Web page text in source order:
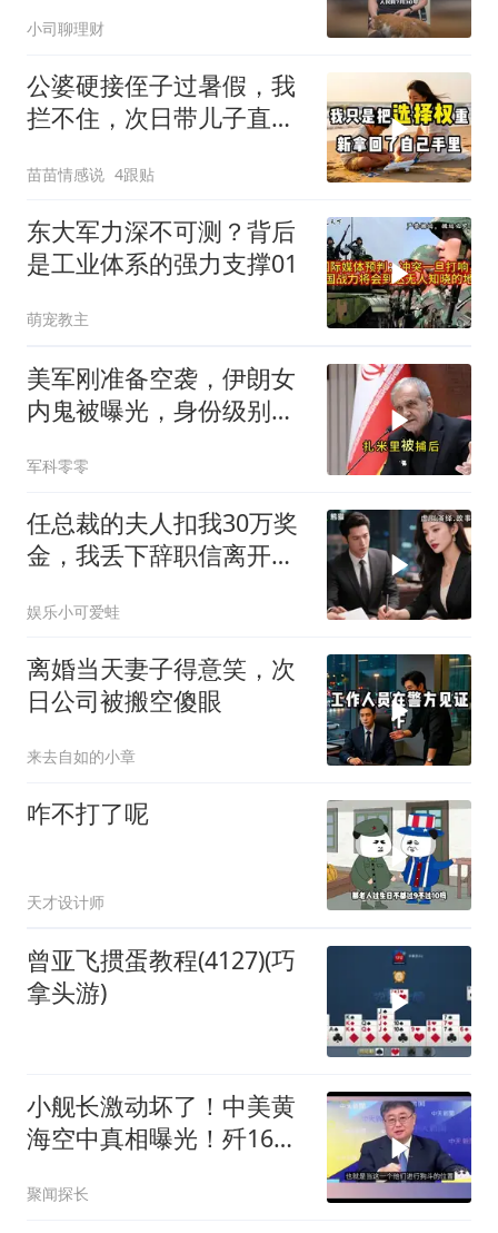
小司聊理财
公婆硬接侄子过暑假，我
拦不住，次日带儿子直飞
苗苗情感说 4跟贴
东大军力深不可测？背后
是工业体系的强力支撑01
萌宠教主
美军刚准备空袭，伊朗女
内鬼被曝光，身份级别很
军科零零
任总裁的夫人扣我30万奖
金，我丢下辞职信离开，
你签约
娱乐小可爱蛙
离婚当天妻子得意笑，次
日公司被搬空傻眼
来去自如的小章
咋不打了呢
天才设计师
曾亚飞掼蛋教程(4127)(巧
拿头游)
小舰长激动坏了！中美黄
海空中真相曝光！歼16狗
对武力！
聚闻探长